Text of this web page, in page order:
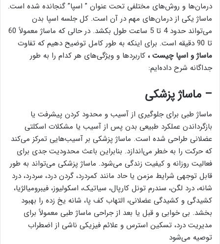
درمان‌ها و روش‌های مختلفی تحت عنوان ” اسپا” گنجانده شده است.
ماساژ یکی از درمان‌های مهم در آن است. کل جلسه اسپا بدن
می‌تواند حدود 4 تا 5 ساعت طول بکشد. در حالی که ماساژ معمولاً 60
تا 90 دقیقه است. برای اینکه به طور کامل توضیح دهیم که تفاوت
ماساژ و اسپا چیست ، کاربردها و ویژگی‌های هر کدام را به طور
جداگانه شرح داده‌ایم:
– ماساژ پزشکی
ماساژ طبی برای جلوگیری از آسیب و محدود کردن پیشرفت یا
بازگرداندن عملکرد طبیعی بدن پس از آسیب یا مشکلات اسکلتی
عضلانی طراحی شده است. ماساژ پزشکی بر آسیب‌هایی تمرکز می‌کند
که حرکت را به خطر می‌اندازد. بنابراین باعث محدودیت جدی برای
فعالیت روزانه و کیفیت زندگی می‌شود. ماساژ پزشکی می‌تواند به طور
قابل توجهی شرایط مزمن یا حاد مانند کمردرد، گردن درد، سردرد، درد
شانه، درد لگن، سندرم تونل کارپال، سیاتیک، اسکولیوز، فیبرومیالژیا،
کشیدگی و کشیدگی عضلانی، التهاب کف پا، شانه یخ زده را بهبود
بخشد. بی خوابی و قبل یا بعد از جراحی ماساژ طبی معمولاً برای
مدیریت درد، تسکین استرس و علائم فیزیکی ناشی از اضطراب
توصیه می‌شود